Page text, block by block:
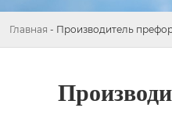
Главная - Производитель